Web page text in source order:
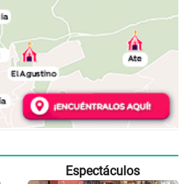
Espectáculos